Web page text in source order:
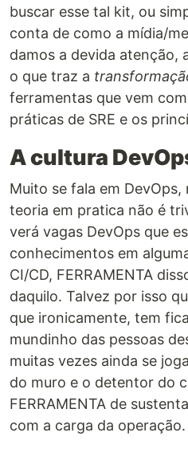
buscar esse tal kit, ou
conta de como a mídia/
damos a devida atenção,
o que traz a
ferramentas que vem
práticas de SRE e os
A cultura
Muito se fala em
teoria em pratica não é
verá vagas DevOps que
conhecimentos em
CI/CD, FERRAMENTA
daquilo. Talvez por isso
que ironicamente, tem
mundinho das pessoas
muitas vezes ainda se
do muro e o detentor do
FERRAMENTA de
com a carga da operação.